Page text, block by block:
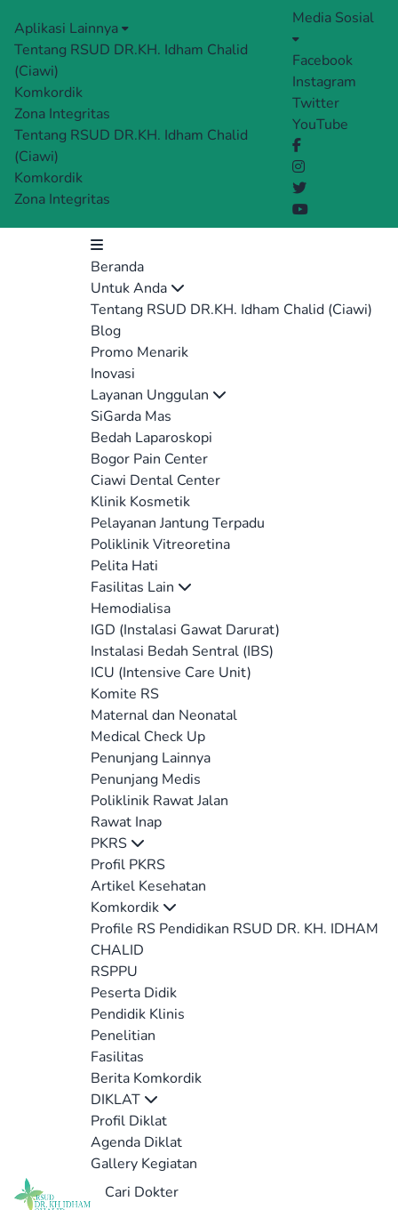
Aplikasi Lainnya
Tentang RSUD DR.KH. Idham Chalid
(Ciawi)
Komkordik
Zona Integritas
Tentang RSUD DR.KH. Idham Chalid
(Ciawi)
Komkordik
Zona Integritas
Media Sosial
Facebook
Instagram
Twitter
YouTube
Beranda
Untuk Anda
Tentang RSUD DR.KH. Idham Chalid (Ciawi)
Blog
Promo Menarik
Inovasi
Layanan Unggulan
SiGarda Mas
Bedah Laparoskopi
Bogor Pain Center
Ciawi Dental Center
Klinik Kosmetik
Pelayanan Jantung Terpadu
Poliklinik Vitreoretina
Pelita Hati
Fasilitas Lain
Hemodialisa
IGD (Instalasi Gawat Darurat)
Instalasi Bedah Sentral (IBS)
ICU (Intensive Care Unit)
Komite RS
Maternal dan Neonatal
Medical Check Up
Penunjang Lainnya
Penunjang Medis
Poliklinik Rawat Jalan
Rawat Inap
PKRS
Profil PKRS
Artikel Kesehatan
Komkordik
Profile RS Pendidikan RSUD DR. KH. IDHAM
CHALID
RSPPU
Peserta Didik
Pendidik Klinis
Penelitian
Fasilitas
Berita Komkordik
DIKLAT
Profil Diklat
Agenda Diklat
Gallery Kegiatan
Cari Dokter